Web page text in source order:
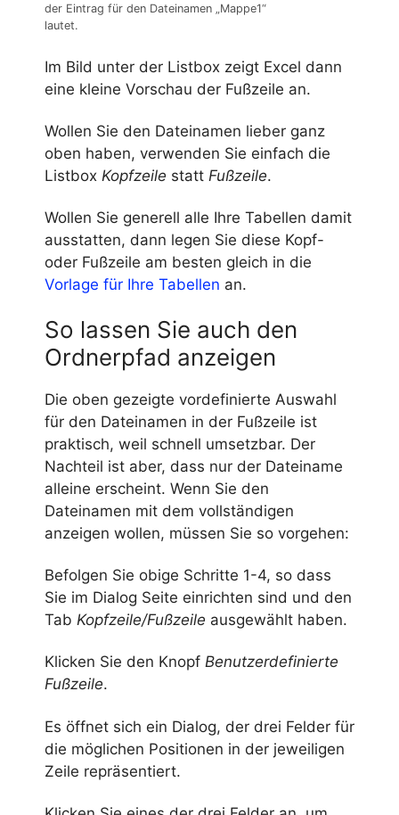
der Eintrag für den Dateinamen „Mappe1“
lautet.
Im Bild unter der Listbox zeigt Excel dann
eine kleine Vorschau der Fußzeile an.
Wollen Sie den Dateinamen lieber ganz
oben haben, verwenden Sie einfach die
Listbox Kopfzeile statt Fußzeile.
Wollen Sie generell alle Ihre Tabellen damit
ausstatten, dann legen Sie diese Kopf-
oder Fußzeile am besten gleich in die
Vorlage für Ihre Tabellen an.
So lassen Sie auch den
Ordnerpfad anzeigen
Die oben gezeigte vordefinierte Auswahl
für den Dateinamen in der Fußzeile ist
praktisch, weil schnell umsetzbar. Der
Nachteil ist aber, dass nur der Dateiname
alleine erscheint. Wenn Sie den
Dateinamen mit dem vollständigen
anzeigen wollen, müssen Sie so vorgehen:
Befolgen Sie obige Schritte 1-4, so dass
Sie im Dialog Seite einrichten sind und den
Tab Kopfzeile/Fußzeile ausgewählt haben.
Klicken Sie den Knopf Benutzerdefinierte
Fußzeile.
Es öffnet sich ein Dialog, der drei Felder für
die möglichen Positionen in der jeweiligen
Zeile repräsentiert.